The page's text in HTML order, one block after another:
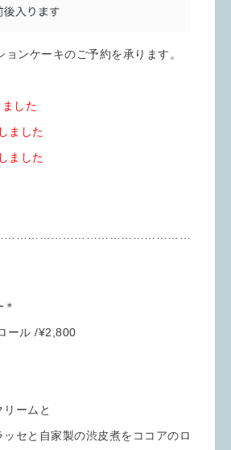
ンケーキのご予約を承ります。
した
ました
ました
ール /¥2,800
ームと
セと自家製の渋皮煮をココアのロ